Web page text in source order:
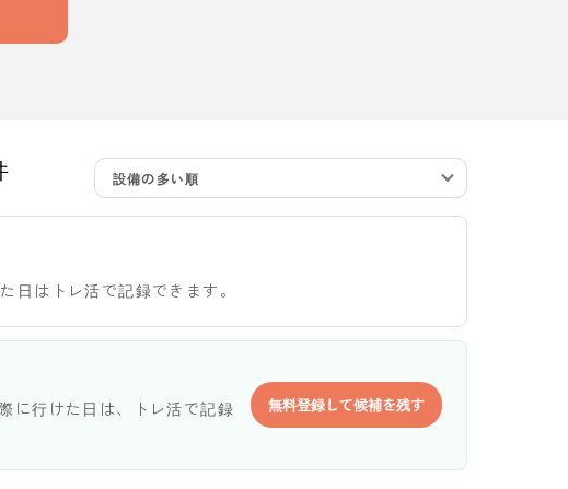
設備の多い順
日はトレ活で記録できます。
に行けた日は、トレ活で記録
無料登録して候補を残す